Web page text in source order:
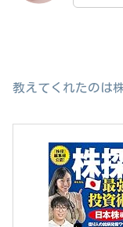
教えてくれたのは